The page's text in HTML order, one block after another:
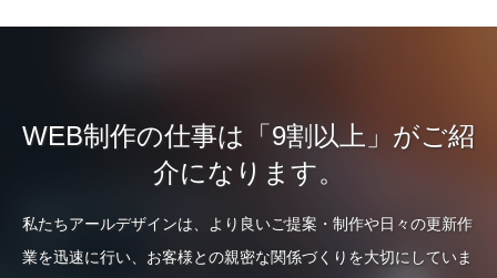
WEB制作の仕事は「9割以上」がご紹
介になります。
私たちアールデザインは、より良いご提案・制作や日々の更新作
業を迅速に行い、お客様との親密な関係づくりを大切にしていま